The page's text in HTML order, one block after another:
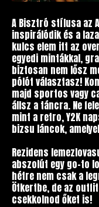
A Bisztró stílusa az
inspirálódik és a
kulcs elem itt az
egyedi mintákkal,
biztosan nem lősz
pólót választasz!
majd sportos vagy
állsz a táncra. Ne
mint a retro, Y2K
bizsu láncok,
Rezidens
abszolút egy go-to
hétre nem csak a
Ötkertbe, de az
csekkolnod őket is!